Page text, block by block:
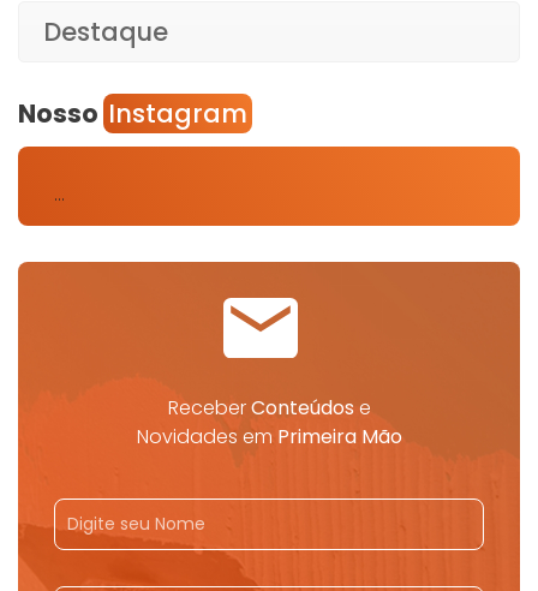
Destaque
Nosso Instagram
…
ReceberConteúdose
Novidades em Primeira Mão